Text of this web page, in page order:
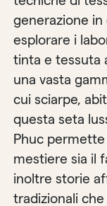
generazione in
esplorare i
tinta e tessuta
una vasta
cui sciarpe,
questa seta
Phuc permette
mestiere sia il
inoltre storie
tradizionali